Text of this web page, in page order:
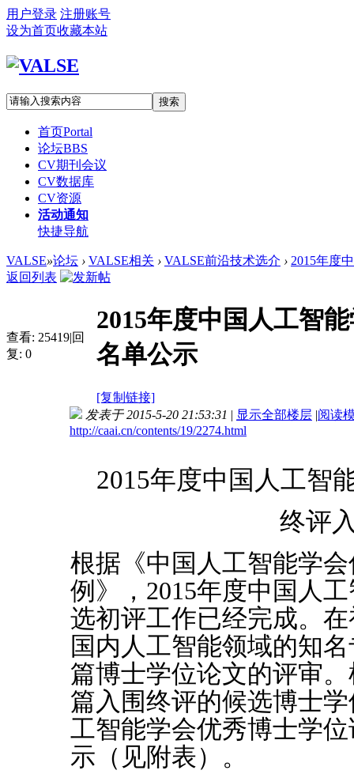
用户登录 注册账号
设为首页收藏本站
搜索
首页Portal
论坛BBS
CV期刊会议
CV数据库
CV资源
活动通知
快捷导航
VALSE»论坛 › VALSE相关 › VALSE前沿技术选介 › 2015年度
返回列表
查看: 25419|回
复: 0
2015年度中国人工智
名单公示
[复制链接]
发表于 2015-5-20 21:53:31 | 显示全部楼层 |阅读
http://caai.cn/contents/19/2274.html
2015年度中国人工智
终评
根据《中国人工智能学
例》，2015年度中国人
选初评工作已经完成。
国内人工智能领域的知
篇博士学位论文的评审
篇入围终评的候选博士
工智能学会优秀博士学
示（见附表）。